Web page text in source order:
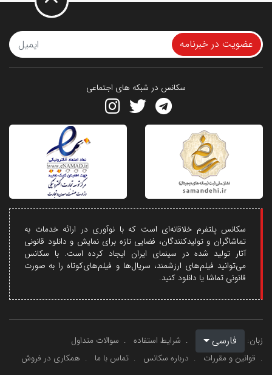
عضویت در خبرنامه
سکانس در شبکه های اجتماعی
سکانس پلتفرم خلاقانه‌ای است که با نوآوری در ارائه خدمات به
تماشاگران و تولیدکنندگان، فضایی تازه برای نمایش و دانلود قانونی
آثار تولید شده در سینمای ایران ایجاد کرده است. با سکانس
می‌توانید فیلم‌های ارزشمند، سریال‌ها و فیلم‌های‌کوتاه را به صورت
قانونی تماشا یا دانلود کنید.
زبان: فارسی شرایط استفاده
سوالات متداول
قوانین و مقررات
درباره سکانس تماس با ما همکاری در فروش